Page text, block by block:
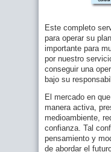
Este completo
para operar su
importante para
por nuestro
conseguir una
bajo su
El mercado en
manera activa,
medioambiente,
confianza. Tal
pensamiento y
de abordar el